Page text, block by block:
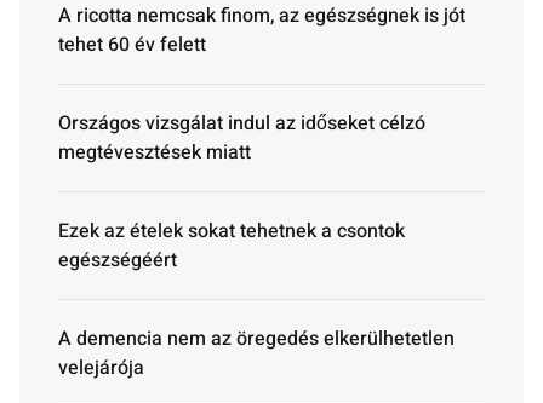
A ricotta nemcsak finom, az egészségnek is jót
tehet 60 év felett
Országos vizsgálat indul az időseket célzó
megtévesztések miatt
Ezek az ételek sokat tehetnek a csontok
egészségéért
A demencia nem az öregedés elkerülhetetlen
velejárója